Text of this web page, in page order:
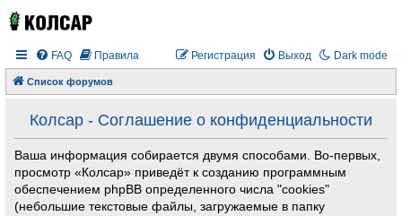
Dark mode
FAQ Правила Выход
Регистрация
Список форумов
Колсар - Соглашение о конфиденциальности
Ваша информация собирается двумя способами. Во-первых,
просмотр «Колсар» приведёт к созданию программным
обеспечением phpBB определенного числа "cookies"
(небольшие текстовые файлы, загружаемые в папку